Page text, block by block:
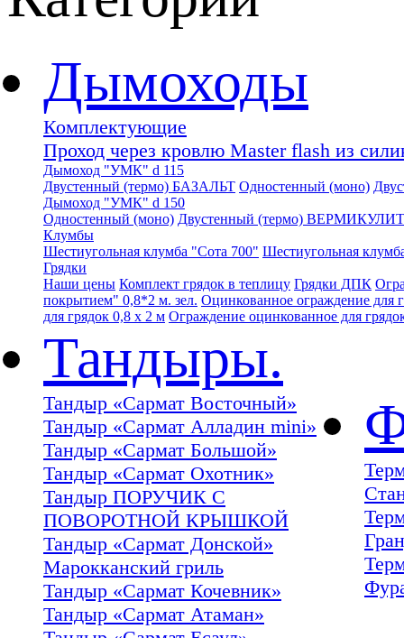
Дымоходы
Комплектующие
Проход через кровлю Master flash из
Дымоход "УМК" d 115
Двустенный (термо) БАЗАЛЬТ Одностенный (моно)
Дымоход "УМК" d 150
Одностенный (моно) Двустенный (термо) ВЕРМИКУЛИТ
Клумбы
Шестиугольная клумба "Сота 700" Шестиугольная
Грядки
Наши цены Комплект грядок в теплицу Грядки ДПК
покрытием" 0,8*2 м. зел. Оцинкованное ограждение для
для грядок 0,8 х 2 м Ограждение оцинкованное для
Тандыры.
Тандыр «Сармат Восточный»
Тандыр «Сармат Алладин mini»
Тандыр «Сармат Большой»
Тандыр «Сармат Охотник»
Тандыр ПОРУЧИК С
ПОВОРОТНОЙ КРЫШКОЙ
Тандыр «Сармат Донской»
Марокканский гриль
Тандыр «Сармат Кочевник»
Тандыр «Сармат Атаман»